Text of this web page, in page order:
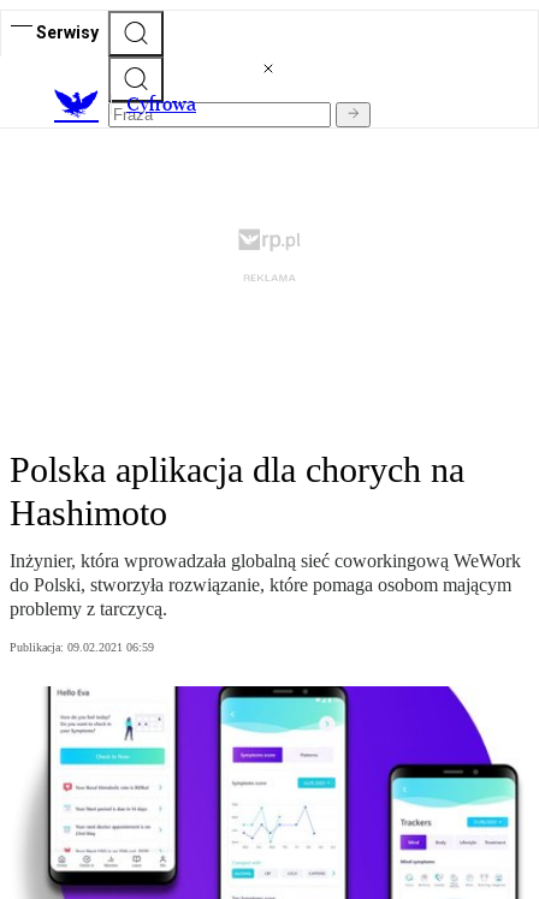
Serwisy
Cyfrowa
Polska aplikacja dla chorych na
Hashimoto
Inżynier, która wprowadzała globalną sieć coworkingową WeWork
do Polski, stworzyła rozwiązanie, które pomaga osobom mającym
problemy z tarczycą.
Publikacja: 09.02.2021 06:59